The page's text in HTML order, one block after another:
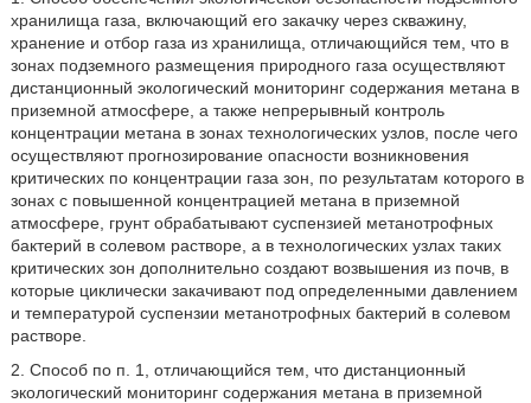
хранилища газа, включающий его закачку через скважину,
хранение и отбор газа из хранилища, отличающийся тем, что в
зонах подземного размещения природного газа осуществляют
дистанционный экологический мониторинг содержания метана в
приземной атмосфере, а также непрерывный контроль
концентрации метана в зонах технологических узлов, после чего
осуществляют прогнозирование опасности возникновения
критических по концентрации газа зон, по результатам которого в
зонах с повышенной концентрацией метана в приземной
атмосфере, грунт обрабатывают суспензией метанотрофных
бактерий в солевом растворе, а в технологических узлах таких
критических зон дополнительно создают возвышения из почв, в
которые циклически закачивают под определенными давлением
и температурой суспензии метанотрофных бактерий в солевом
растворе.
2. Способ по п. 1, отличающийся тем, что дистанционный
экологический мониторинг содержания метана в приземной